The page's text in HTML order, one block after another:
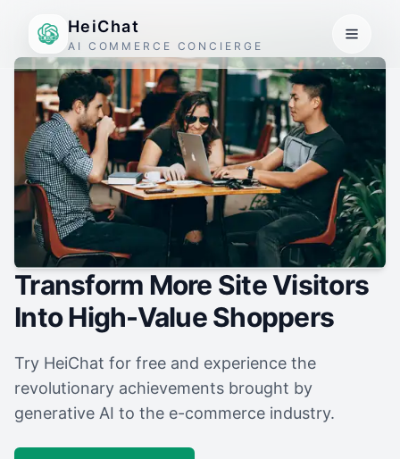
HeiChat
AI COMMERCE CONCIERGE
Transform More Site Visitors
Into High-Value Shoppers
Try HeiChat for free and experience the
revolutionary achievements brought by
generative AI to the e-commerce industry.